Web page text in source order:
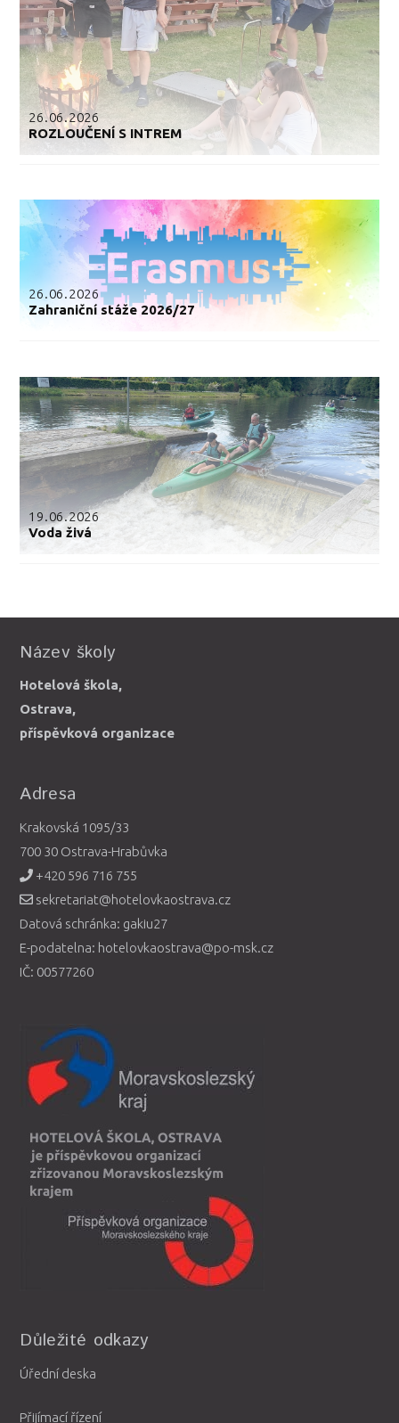
26.06.2026
ROZLOUČENÍ S INTREM
26.06.2026
Zahraniční stáže 2026/27
19.06.2026
Voda živá
Název školy
Hotelová škola,
Ostrava,
příspěvková organizace
Adresa
Krakovská 1095/33
700 30 Ostrava-Hrabůvka
+420 596 716 755
sekretariat@hotelovkaostrava.cz
Datová schránka: gakiu27
E-podatelna: hotelovkaostrava@po-msk.cz
IČ: 00577260
Důležité odkazy
Úřední deska
Přijímací řízení